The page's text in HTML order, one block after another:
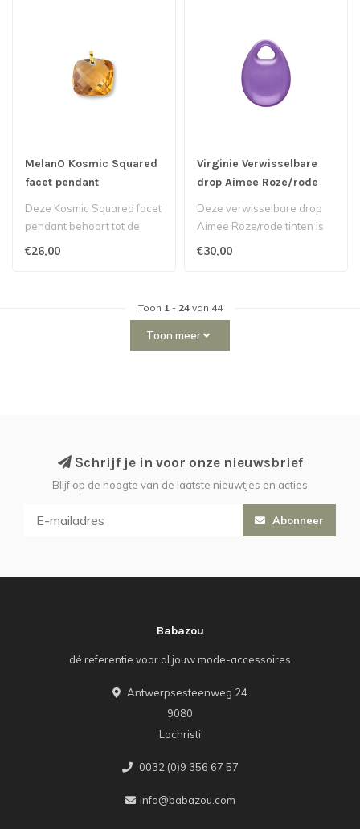
MelanO Kosmic Squared
facet pendant
Deze Kosmic Squared facet
pendant behoort tot de
€26,00
Virginie Verwisselbare
drop Aimee Roze/rode
Deze verwisselbare drop
Aimee Roze/rode tinten is
€30,00
Toon 1- 24van 44
Toon meer
Schrijf je in voor onze nieuwsbrief
Blijf op de hoogte van de laatste nieuwtjes en acties
Abonneer
Babazou
dé referentie voor al jouw mode-accessoires
Antwerpsesteenweg 24
9080
Lochristi
0032 (0)9 356 67 57
info@babazou.com